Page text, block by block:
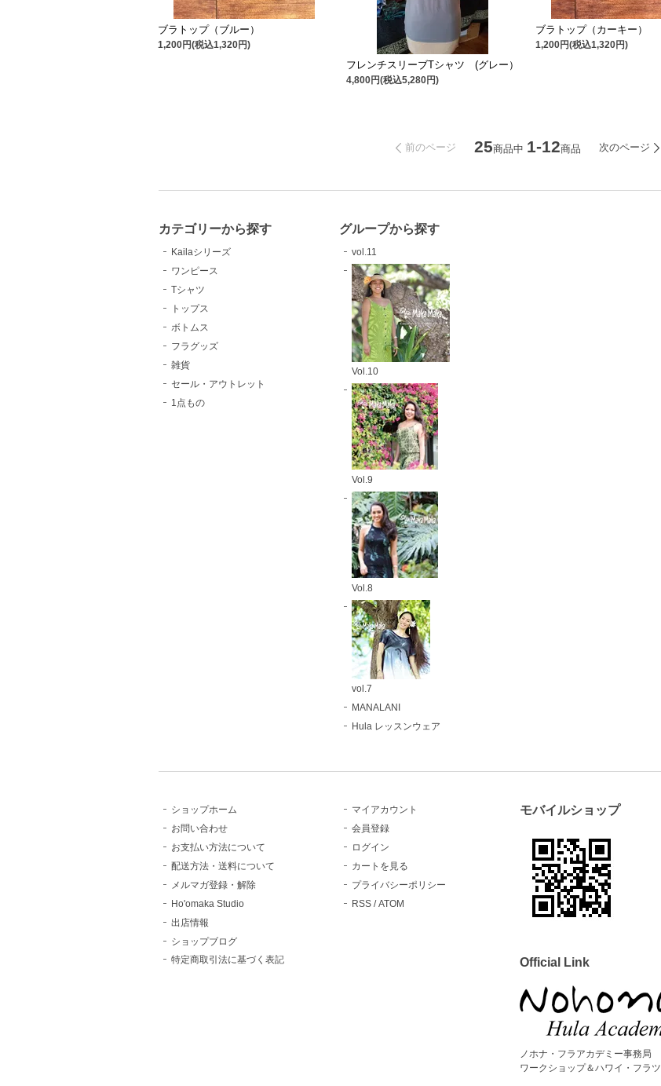
ブラトップ（ブルー）
1,200円(税込1,320円)
フレンチスリーブTシャツ (グレー）
4,800円(税込5,280円)
ブラトップ（カーキー）
1,200円(税込1,320円)
前のページ 25商品中 1-12商品 次のページ
カテゴリーから探す
Kailaシリーズ
ワンピース
Tシャツ
トップス
ボトムス
フラグッズ
雑貨
セール・アウトレット
1点もの
グループから探す
vol.11
Vol.10
Vol.9
Vol.8
vol.7
MANALANI
Hula レッスンウェア
ショップホーム
お問い合わせ
お支払い方法について
配送方法・送料について
メルマガ登録・解除
Ho'omaka Studio
出店情報
ショップブログ
特定商取引法に基づく表記
マイアカウント
会員登録
ログイン
カートを見る
プライバシーポリシー
RSS /ATOM
モバイルショップ
Official Link
ノホナ・フラアカデミー事務局
ワークショップ＆ハワイ・フラ